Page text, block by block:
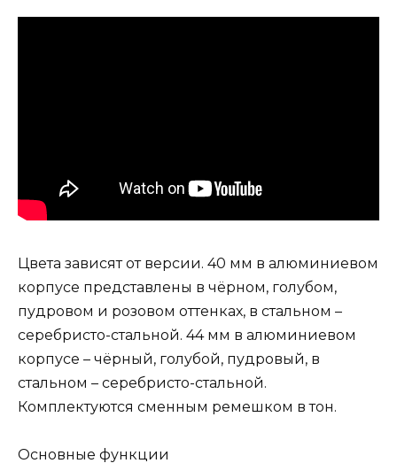
Цвета зависят от версии. 40 мм в алюминиевом
корпусе представлены в чёрном, голубом,
пудровом и розовом оттенках, в стальном –
серебристо-стальной. 44 мм в алюминиевом
корпусе – чёрный, голубой, пудровый, в
стальном – серебристо-стальной.
Комплектуются сменным ремешком в тон.
Основные функции